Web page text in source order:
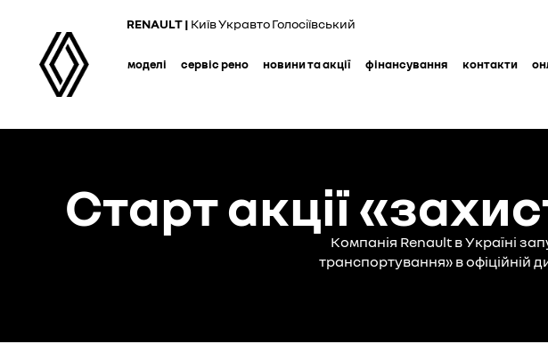
content
RENAULT | Київ Укравто Голосіївський
моделі сервіс рено новини та акції фінансування контакти
Старт акції
Компанія Renault в Україні
транспортування» в офіційній